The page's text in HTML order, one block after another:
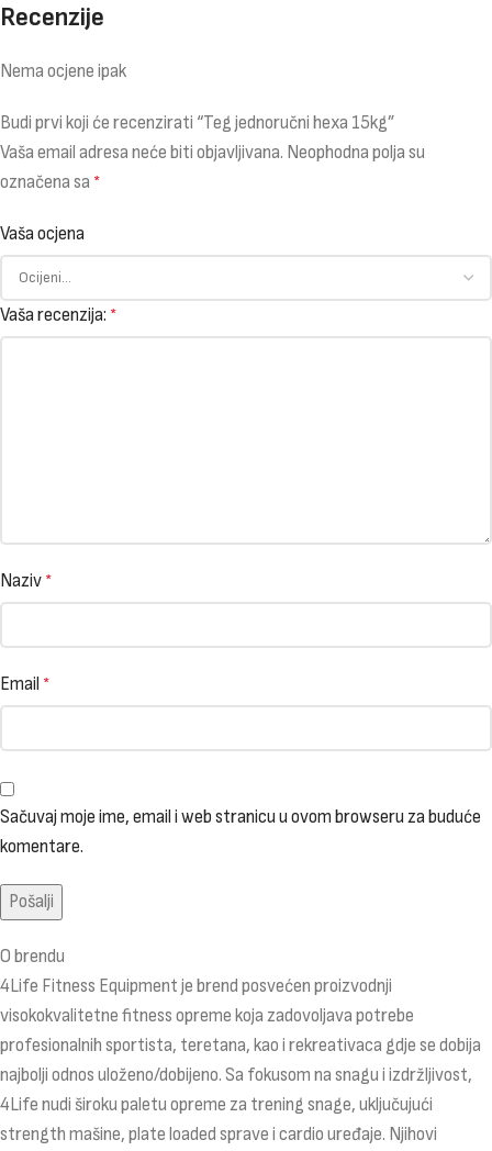
Recenzije
Nema ocjene ipak
Budi prvi koji će recenzirati “Teg jednoručni hexa 15kg”
Vaša email adresa neće biti objavljivana. Neophodna polja su
označena sa *
Vaša ocjena
Vaša recenzija: *
Naziv *
Email *
Sačuvaj moje ime, email i web stranicu u ovom browseru za buduće
komentare.
O brendu
4Life Fitness Equipment je brend posvećen proizvodnji
visokokvalitetne fitness opreme koja zadovoljava potrebe
profesionalnih sportista, teretana, kao i rekreativaca gdje se dobija
najbolji odnos uloženo/dobijeno. Sa fokusom na snagu i izdržljivost,
4Life nudi široku paletu opreme za trening snage, uključujući
strength mašine, plate loaded sprave i cardio uređaje. Njihovi